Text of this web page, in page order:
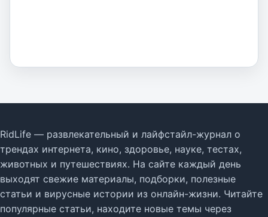
RidLife — развлекательный и лайфстайл-журнал о
трендах интернета, кино, здоровье, науке, тестах,
животных и путешествиях. На сайте каждый день
выходят свежие материалы, подборки, полезные
статьи и вирусные истории из онлайн-жизни. Читайте
популярные статьи, находите новые темы через